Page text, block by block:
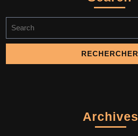
for:
Archives